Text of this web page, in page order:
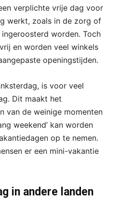
verplichte vrije dag voor
werkt, zoals in de zorg of
worden. Toch
en worden veel winkels
openingstijden.
is voor veel
Dit maakt het
van de weinige momenten
weekend’ kan worden
op te nemen.
er een mini-vakantie
in andere landen